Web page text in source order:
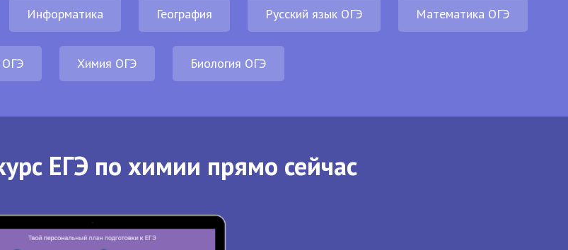
Информатика География Русский язык ОГЭ Математика ОГЭ
ОГЭ Химия ОГЭ Биология ОГЭ
ЕГЭ по химии прямо сейчас